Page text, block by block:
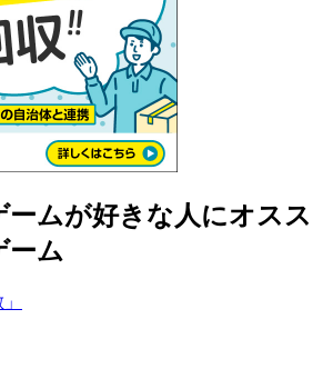
ームが好きな人にオスス
ーム